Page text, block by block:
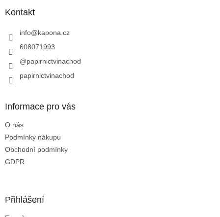
Kontakt
info@kapona.cz
608071993
@papirnictvinachod
papirnictvinachod
Informace pro vás
O nás
Podmínky nákupu
Obchodní podmínky
GDPR
Přihlášení